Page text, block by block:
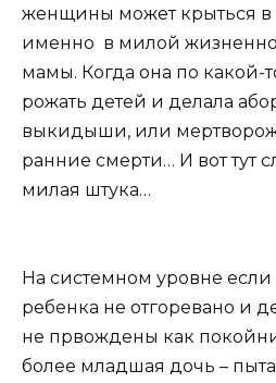
женщины может крыться в
именно в милой
мамы. Когда она по какой-
рожать детей и делала
выкидыши, или
ранние смерти… И вот тут
милая штука…
На системном уровне если
ребенка не отгоревано и
не првождены как
более младшая дочь –